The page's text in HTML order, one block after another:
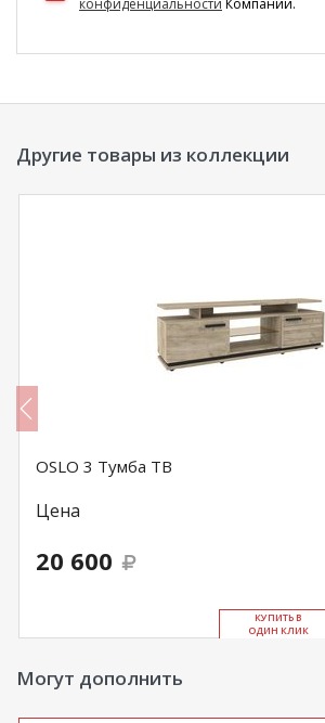
конфиденциальности Компании.
Другие товары из коллекции
OSLO 3 Тумба ТВ
Цена
20 600
КУ­ПИТЬ В
ОДИН КЛИК
Могут дополнить